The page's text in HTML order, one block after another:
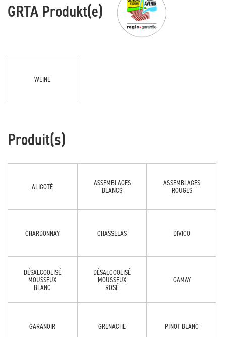
GRTA Produkt(e)
WEINE
Produit(s)
ALIGOTÉ
ASSEMBLAGES
BLANCS
ASSEMBLAGES
ROUGES
CHARDONNAY CHASSELAS DIVICO
DÉSALCOOLISÉ
MOUSSEUX
BLANC
DÉSALCOOLISÉ
MOUSSEUX
ROSÉ
GAMAY
GARANOIR GRENACHE PINOT BLANC